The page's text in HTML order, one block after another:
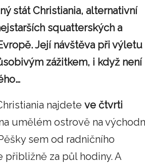
stát Christiania, alternativní
squatterských a
Její návštěva při výletu
zážitkem, i když není
najdete ve čtvrti
umělém ostrově na
sem od radničního
přibližně za půl hodiny. A